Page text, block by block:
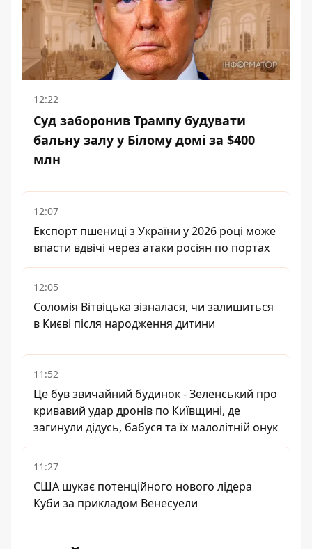
12:22
Суд заборонив Трампу будувати
бальну залу у Білому домі за $400
млн
12:07
Експорт пшениці з України у 2026 році може
впасти вдвічі через атаки росіян по портах
12:05
Соломія Вітвіцька зізналася, чи залишиться
в Києві після народження дитини
11:52
Це був звичайний будинок - Зеленський про
кривавий удар дронів по Київщині, де
загинули дідусь, бабуся та їх малолітній онук
11:27
США шукає потенційного нового лідера
Куби за прикладом Венесуели